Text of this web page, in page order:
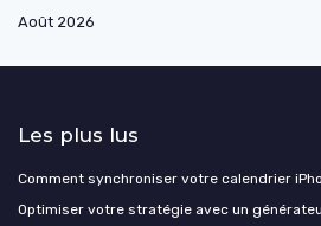
Août 2026
Les plus lus
Comment synchroniser votre calendrier
Optimiser votre stratégie avec un